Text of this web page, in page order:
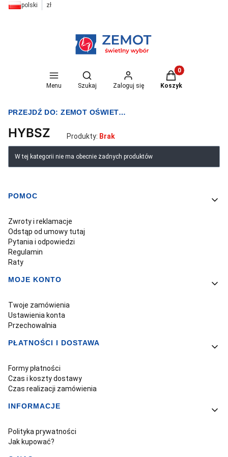
polski zł
Menu
Otwórz wyszukiwarkę
Szukaj Zaloguj się
Produkty w
Koszyk
PRZEJDŹ DO:ZEMOT OŚWIETLENIE I ELEKTRYKA
HYBSZ Produkty: Brak
Lista produktów
W tej kategorii nie ma obecnie żadnych produktów
Linki w stopce
POMOC
Zwroty i reklamacje
Odstąp od umowy tutaj
Pytania i odpowiedzi
Regulamin
Raty
MOJE KONTO
Twoje zamówienia
Ustawienia konta
Przechowalnia
PŁATNOŚCI I DOSTAWA
Formy płatności
Czas i koszty dostawy
Czas realizacji zamówienia
INFORMACJE
Polityka prywatności
Jak kupować?